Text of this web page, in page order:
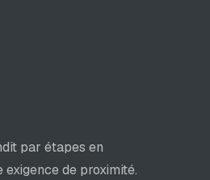
par étapes en
de proximité.